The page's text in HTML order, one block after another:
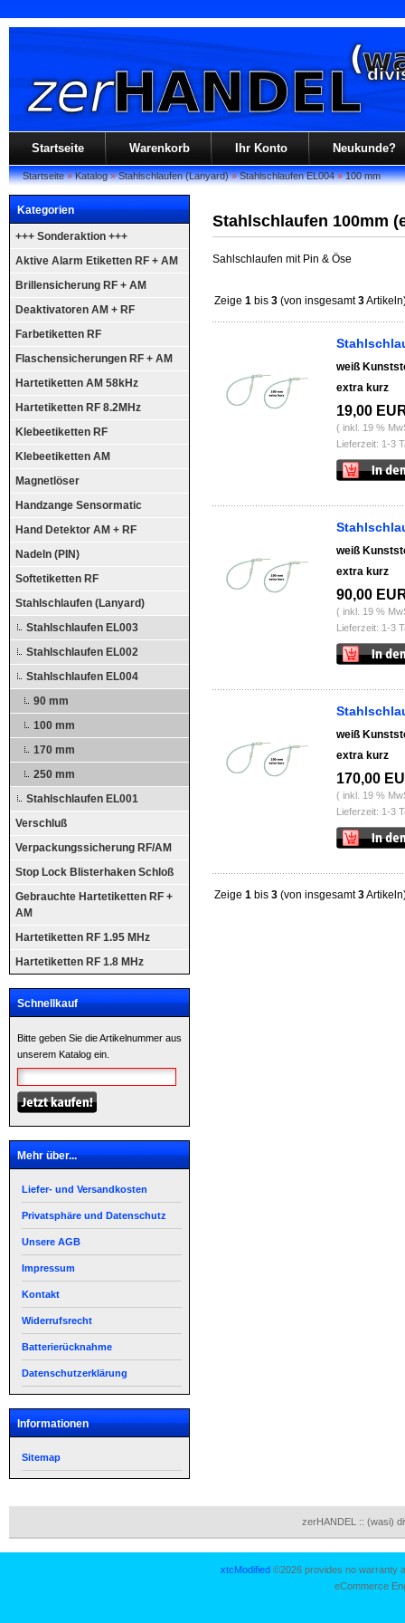
Startseite Warenkorb Ihr Konto Neukunde?
Startseite»Katalog»Stahlschlaufen (Lanyard)»Stahlschlaufen EL004»100 mm
Kategorien
+++ Sonderaktion +++
Aktive Alarm Etiketten RF + AM
Brillensicherung RF + AM
Deaktivatoren AM + RF
Farbetiketten RF
Flaschensicherungen RF + AM
Hartetiketten AM 58kHz
Hartetiketten RF 8.2MHz
Klebeetiketten RF
Klebeetiketten AM
Magnetlöser
Handzange Sensormatic
Hand Detektor AM + RF
Nadeln (PIN)
Softetiketten RF
Stahlschlaufen (Lanyard)
Stahlschlaufen EL003
Stahlschlaufen EL002
Stahlschlaufen EL004
90 mm
100 mm
170 mm
250 mm
Stahlschlaufen EL001
Verschluß
Verpackungssicherung RF/AM
Stop Lock Blisterhaken Schloß
Gebrauchte Hartetiketten RF +
AM
Hartetiketten RF 1.95 MHz
Hartetiketten RF 1.8 MHz
Schnellkauf
Bitte geben Sie die Artikelnummer aus
unserem Katalog ein.
Mehr über...
Liefer- und Versandkosten
Privatsphäre und Datenschutz
Unsere AGB
Impressum
Kontakt
Widerrufsrecht
Batterierücknahme
Datenschutzerklärung
Informationen
Sitemap
Stahlschlaufen 100mm
Sahlschlaufen mit Pin & Öse
Zeige 1 bis 3 (von insgesamt3
weiß
extra kurz
19,00
( inkl. 19 %
Lieferzeit: 1-3
weiß
extra kurz
90,00
( inkl. 19 %
Lieferzeit: 1-3
weiß
extra kurz
170,00
( inkl. 19 %
Lieferzeit: 1-3
Zeige 1 bis 3 (von insgesamt3
zerHANDEL :: (wasi)
xtcModified ©2026 provides no warranty
eCommerce